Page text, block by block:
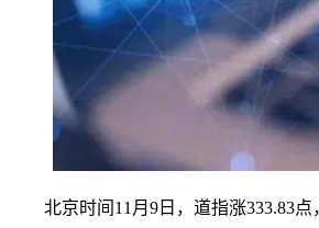
北京时间11月9日，道指涨333.83点，